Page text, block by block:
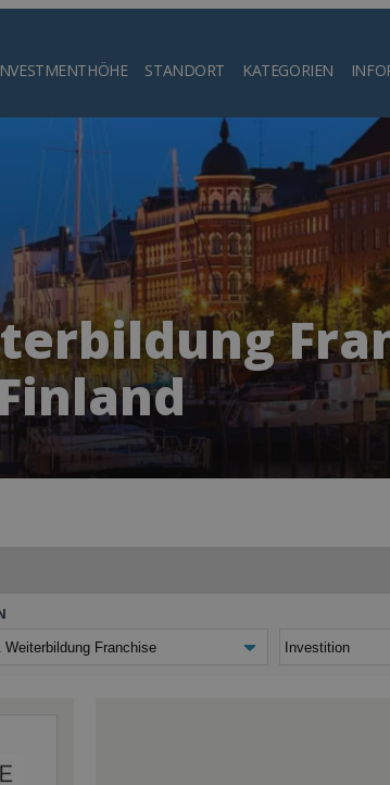
STANDORT KATEGORIEN
Suchen